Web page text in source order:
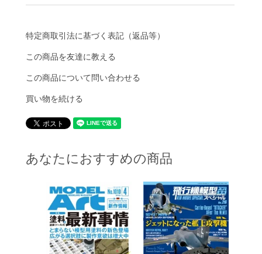
特定商取引法に基づく表記（返品等）
この商品を友達に教える
この商品について問い合わせる
買い物を続ける
あなたにおすすめの商品